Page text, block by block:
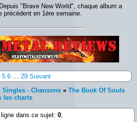
"Brave New World", chaque album a
précédent en 1ère semaine.
5 6 … 29 Suivant
- Chansons » The Book Of Souls
les charts
dans ce sujet: 0,